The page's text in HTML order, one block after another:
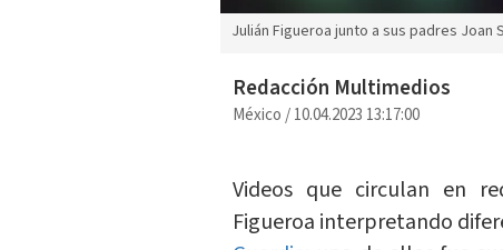
Julián Figueroa junto a sus padres Joan
Redacción Multimedios
México/10.04.2023 13:17:00
Videos que circulan en
Figueroa interpretando